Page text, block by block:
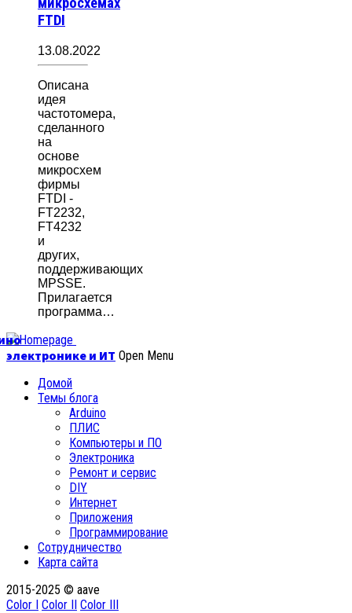
FTDI
13.08.2022
Описана
идея
частотомера,
сделанного
на
основе
микросхем
фирмы
FTDI -
FT2232,
FT4232
и
других,
поддерживающих
MPSSE.
Прилагается
программа…
электронике и ИТ Open Menu
Домой
Темы блога
Arduino
ПЛИС
Компьютеры и ПО
Электроника
Ремонт и сервис
DIY
Интернет
Приложения
Программирование
Сотрудничество
Карта сайта
2015-2025 © aave
Color I Color II Color III